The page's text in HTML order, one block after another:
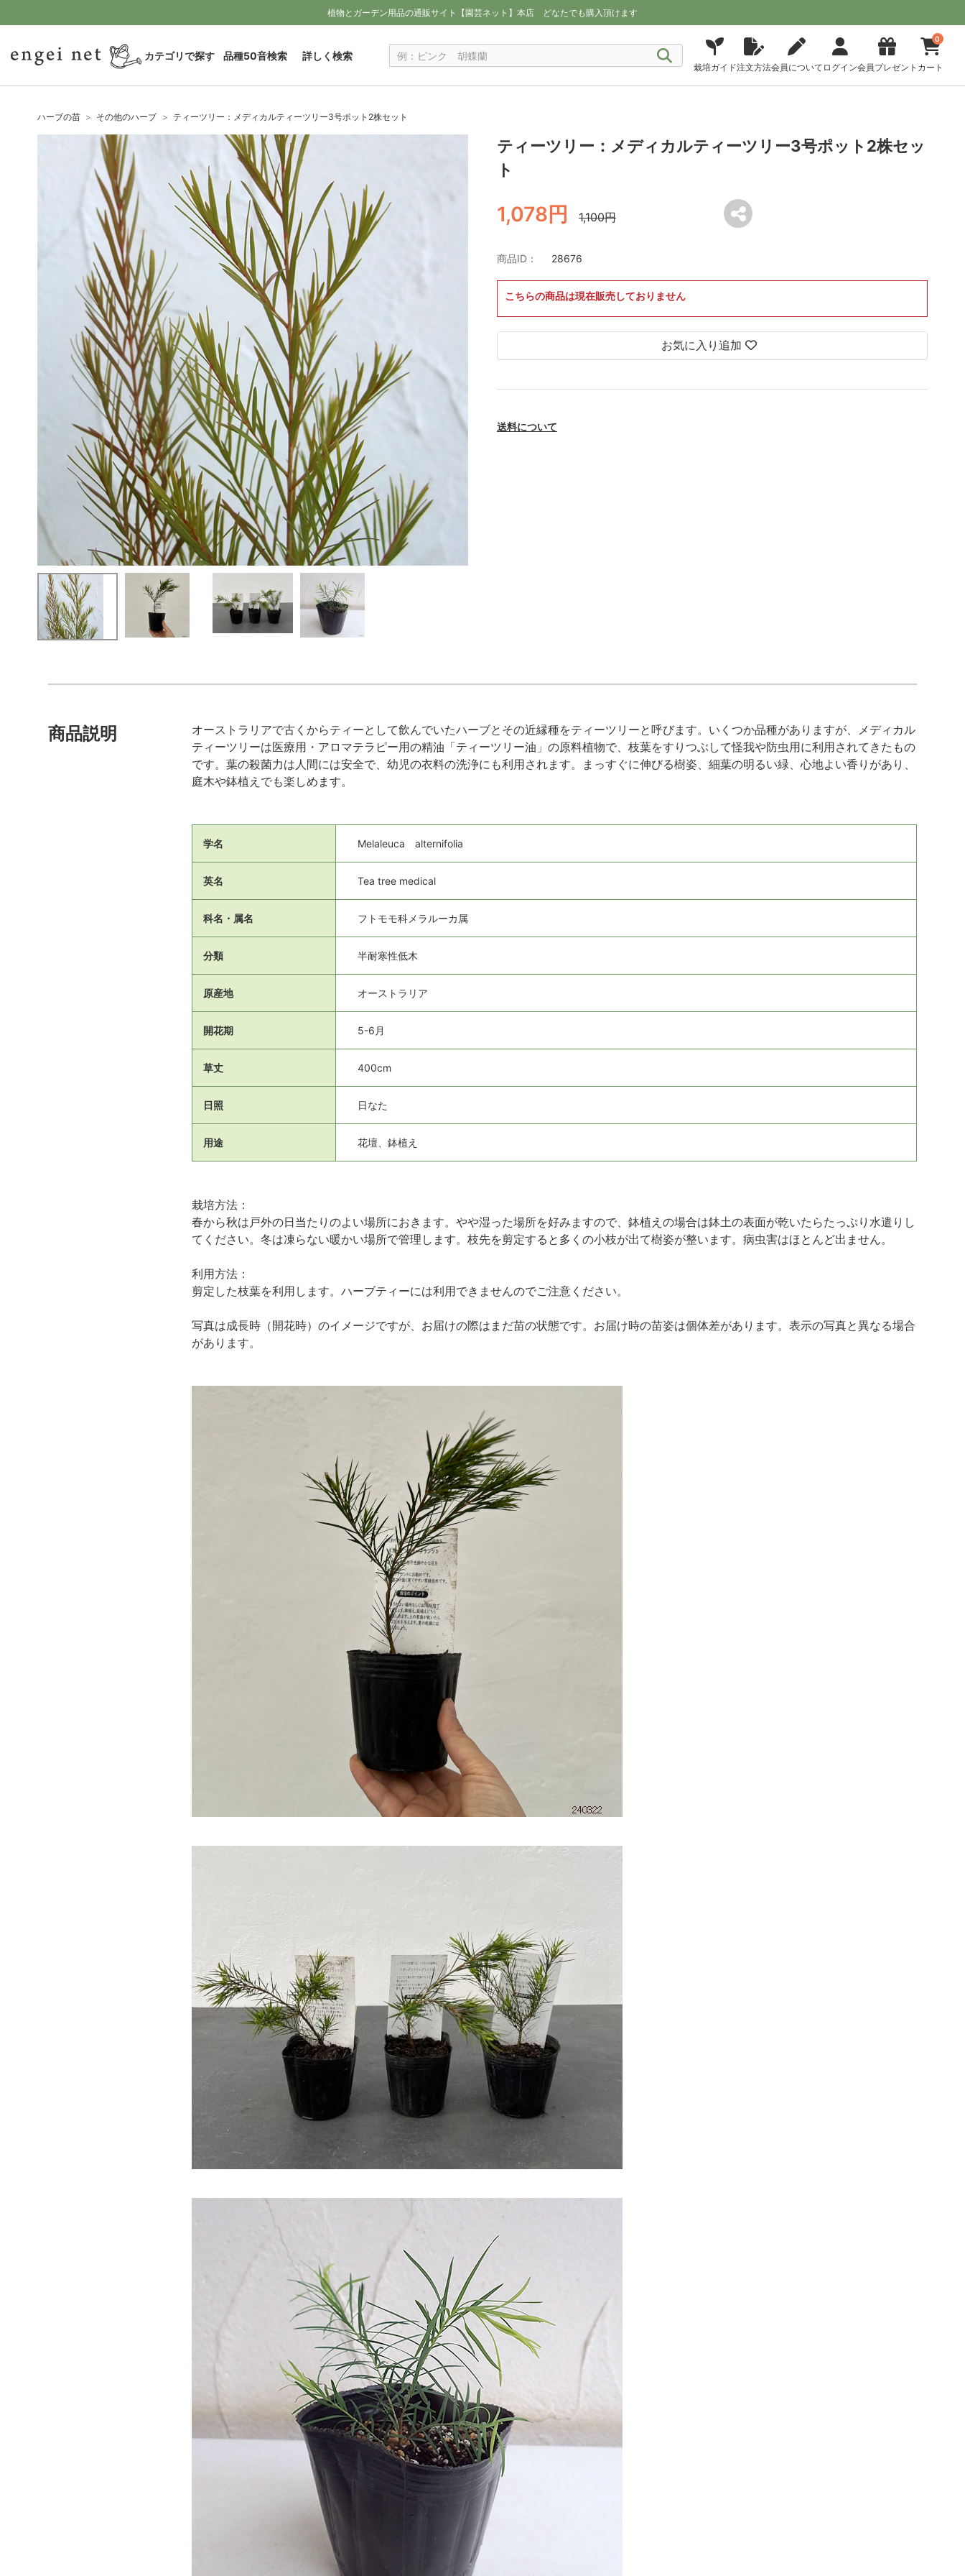
植物とガーデン用品の通販サイト【園芸ネット】本店 どなたでも購入頂けます
カテゴリで探す 品種50音検索 詳しく検索
栽培ガイド注文方法会員について ログイン会員プレゼント
0
カート
ハーブの苗 その他のハーブ ティーツリー：メディカルティーツリー3号ポット2株セット
ティーツリー：メディカルティーツリー3号ポット2株セッ
ト
1,078円 1,100円
商品ID： 28676
こちらの商品は現在販売しておりません
お気に入り追加
送料について
商品説明
オーストラリアで古くからティーとして飲んでいたハーブとその近縁種をティーツリーと呼びます。いくつか品種がありますが、メディカル
ティーツリーは医療用・アロマテラピー用の精油「ティーツリー油」の原料植物で、枝葉をすりつぶして怪我や防虫用に利用されてきたもの
です。葉の殺菌力は人間には安全で、幼児の衣料の洗浄にも利用されます。まっすぐに伸びる樹姿、細葉の明るい緑、心地よい香りがあり、
庭木や鉢植えでも楽しめます。
学名 Melaleuca alternifolia
英名 Tea tree medical
科名・属名 フトモモ科メラルーカ属
分類 半耐寒性低木
原産地 オーストラリア
開花期 5-6月
草丈 400cm
日照 日なた
用途 花壇、鉢植え
栽培方法：
春から秋は戸外の日当たりのよい場所におきます。やや湿った場所を好みますので、鉢植えの場合は鉢土の表面が乾いたらたっぷり水遣りし
てください。冬は凍らない暖かい場所で管理します。枝先を剪定すると多くの小枝が出て樹姿が整います。病虫害はほとんど出ません。
利用方法：
剪定した枝葉を利用します。ハーブティーには利用できませんのでご注意ください。
写真は成長時（開花時）のイメージですが、お届けの際はまだ苗の状態です。お届け時の苗姿は個体差があります。表示の写真と異なる場合
があります。